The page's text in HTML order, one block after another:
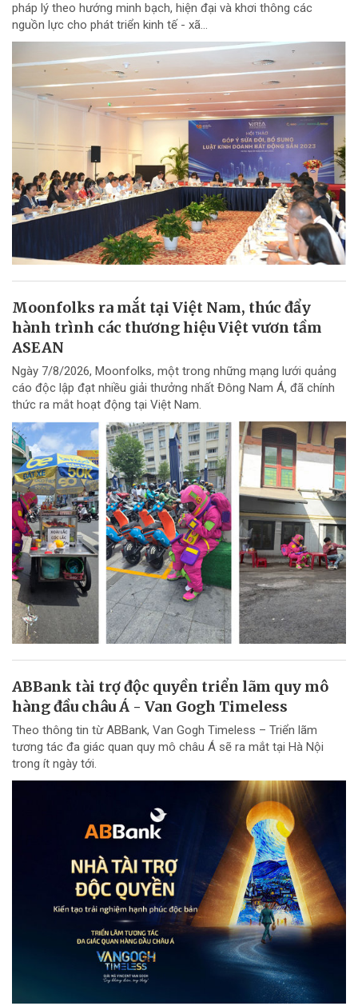
pháp lý theo hướng minh bạch, hiện đại và khơi thông các
nguồn lực cho phát triển kinh tế - xã...
Moonfolks ra mắt tại Việt Nam, thúc đẩy
hành trình các thương hiệu Việt vươn tầm
ASEAN
Ngày 7/8/2026, Moonfolks, một trong những mạng lưới quảng
cáo độc lập đạt nhiều giải thưởng nhất Đông Nam Á, đã chính
thức ra mắt hoạt động tại Việt Nam.
ABBank tài trợ độc quyền triển lãm quy mô
hàng đầu châu Á - Van Gogh Timeless
Theo thông tin từ ABBank, Van Gogh Timeless – Triển lãm
tương tác đa giác quan quy mô châu Á sẽ ra mắt tại Hà Nội
trong ít ngày tới.